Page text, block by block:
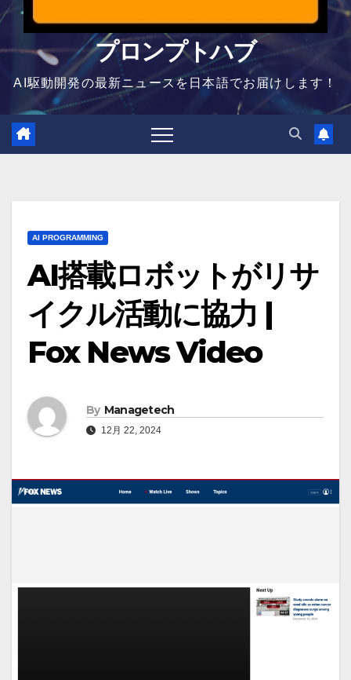
プロンプトハブ
AI駆動開発の最新ニュースを日本語でお届けします！
AI PROGRAMMING
AI搭載ロボットがリサ
イクル活動に協力 |
Fox News Video
By Managetech
12月 22, 2024